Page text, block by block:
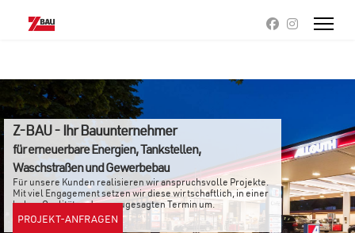
Z-BAU - Ihr Bauunternehmer
für erneuerbare Energien, Tankstellen,
Waschstraßen und Gewerbebau
Für unsere Kunden realisieren wir anspruchsvolle Projekte.
Mit viel Engagement setzen wir diese wirtschaftlich, in einer
hohen Qualität und zum zugesagten Termin um.
PROJEKT-ANFRAGEN